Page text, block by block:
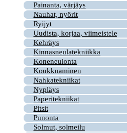
Painanta, värjäys
Nauhat, nyörit
Ryijyt
Uudista, korjaa, viimeistele
Kehräys
Kinnasneulatekniikka
Koneneulonta
Koukkuaminen
Nahkatekniikat
Nypläys
Paperitekniikat
Pitsit
Punonta
Solmut, solmeilu